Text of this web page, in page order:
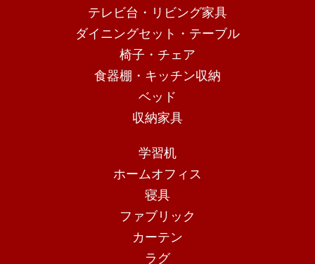
テレビ台・リビング家具
ダイニングセット・テーブル
椅子・チェア
食器棚・キッチン収納
ベッド
収納家具
学習机
ホームオフィス
寝具
ファブリック
カーテン
ラグ